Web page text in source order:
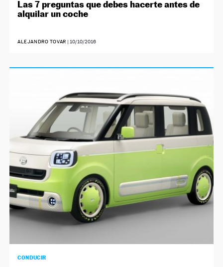
Las 7 preguntas que debes hacerte antes de
alquilar un coche
ALEJANDRO TOVAR | 10/10/2016
CONDUCIR